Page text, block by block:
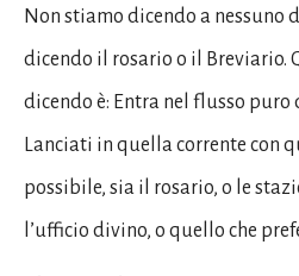
Non stiamo dicendo a nessuno
dicendo il rosario o il Breviario.
dicendo è: Entra nel flusso puro
Lanciati in quella corrente con
possibile, sia il rosario, o le
l’ufficio divino, o quello che